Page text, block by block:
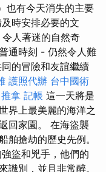
也有今天消失的主要
時安排必要的文
人著迷的自然奇
通時刻 - 仍然令人難
的冒險和友誼繼續
護照代辦 台中國術
拿 記帳 這一天將是
界上最美麗的海洋之
回家園。 在海盜襲
舶搶劫的歷史先例。
盜和兇手，他們的
識別，並且非常醉。